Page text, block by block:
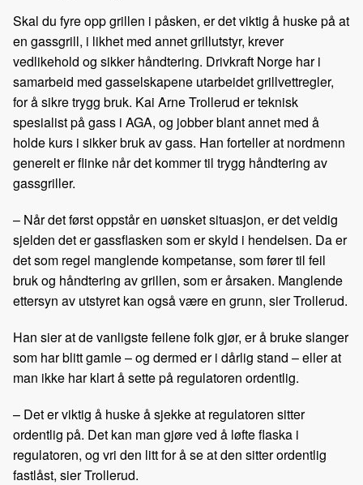
Skal du fyre opp grillen i påsken, er det viktig å huske på at
en gassgrill, i likhet med annet grillutstyr, krever
vedlikehold og sikker håndtering. Drivkraft Norge har i
samarbeid med gasselskapene utarbeidet grillvettregler,
for å sikre trygg bruk. Kai Arne Trollerud er teknisk
spesialist på gass i AGA, og jobber blant annet med å
holde kurs i sikker bruk av gass. Han forteller at nordmenn
generelt er flinke når det kommer til trygg håndtering av
gassgriller.
– Når det først oppstår en uønsket situasjon, er det veldig
sjelden det er gassflasken som er skyld i hendelsen. Da er
det som regel manglende kompetanse, som fører til feil
bruk og håndtering av grillen, som er årsaken. Manglende
ettersyn av utstyret kan også være en grunn, sier Trollerud.
Han sier at de vanligste feilene folk gjør, er å bruke slanger
som har blitt gamle – og dermed er i dårlig stand – eller at
man ikke har klart å sette på regulatoren ordentlig.
– Det er viktig å huske å sjekke at regulatoren sitter
ordentlig på. Det kan man gjøre ved å løfte flaska i
regulatoren, og vri den litt for å se at den sitter ordentlig
fastlåst, sier Trollerud.